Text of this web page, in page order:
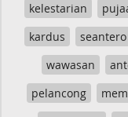
kelestarian
kardus
seantero
wawasan
pelancong